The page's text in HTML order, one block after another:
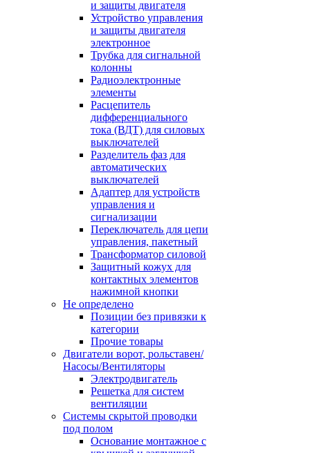
и защиты двигателя
Устройство управления
и защиты двигателя
электронное
Трубка для сигнальной
колонны
Радиоэлектронные
элементы
Расцепитель
дифференциального
тока (ВДТ) для силовых
выключателей
Разделитель фаз для
автоматических
выключателей
Адаптер для устройств
управления и
сигнализации
Переключатель для цепи
управления, пакетный
Трансформатор силовой
Защитный кожух для
контактных элементов
нажимной кнопки
Не определено
Позиции без привязки к
категории
Прочие товары
Двигатели ворот, рольставен/
Насосы/Вентиляторы
Электродвигатель
Решетка для систем
вентиляции
Системы скрытой проводки
под полом
Основание монтажное с